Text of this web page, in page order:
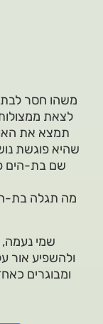
משהו חסר
לצאת
תמצא את
שהיא פוגשת
שם בת-הים
מה תגלה בת-
שמי נעמה,
ולהשפיע אור
ומבוגרים